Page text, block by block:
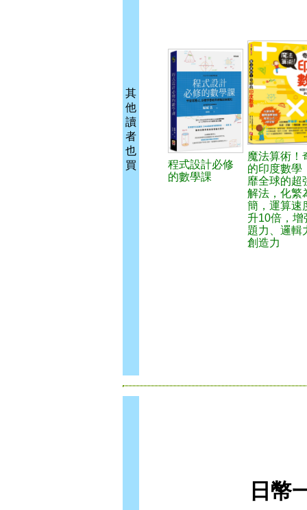
其
他
讀
者
也
買
程式設計必修
的數學課
魔法算術！
的印度數學
靡全球的超
解法，化繁
簡，運算速
升10倍，增
題力、邏輯
創造力
日幣